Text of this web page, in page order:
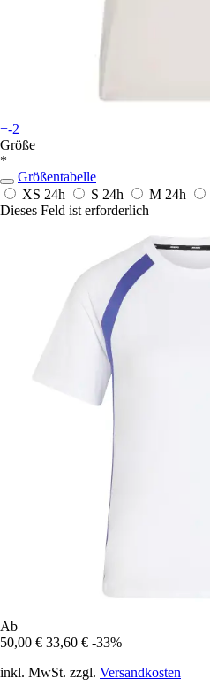
+-2
Größe
*
Größentabelle
XS 24h S 24h M 24h
Dieses Feld ist erforderlich
Ab
50,00 € 33,60 € -33%
inkl. MwSt. zzgl. Versandkosten